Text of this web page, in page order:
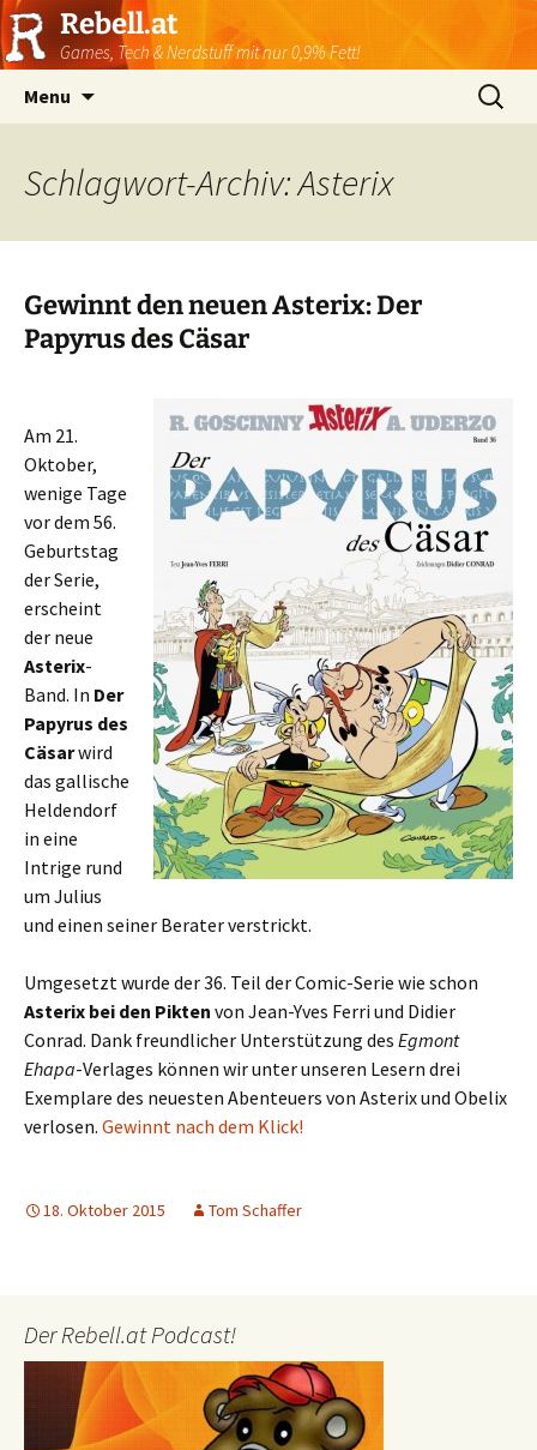
Rebell.at
Games, Tech & Nerdstuff mit nur 0,9% Fett!
Menu
Suchen
nach:
Schlagwort-Archiv: Asterix
Gewinnt den neuen Asterix: Der
Papyrus des Cäsar
Am 21.
Oktober,
wenige Tage
vor dem 56.
Geburtstag
der Serie,
erscheint
der neue
Asterix-
Band. In Der
Papyrus des
Cäsarwird
das gallische
Heldendorf
in eine
Intrige rund
um Julius
und einen seiner Berater verstrickt.
Umgesetzt wurde der 36. Teil der Comic-Serie wie schon
Asterix bei den Pikten von Jean-Yves Ferri und Didier
Conrad. Dank freundlicher Unterstützung des Egmont
Ehapa-Verlages können wir unter unseren Lesern drei
Exemplare des neuesten Abenteuers von Asterix und Obelix
verlosen. Gewinnt nach dem Klick!
18. Oktober 2015 Tom Schaffer
Der Rebell.at Podcast!